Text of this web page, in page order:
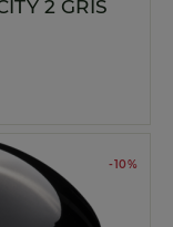
2 GRIS
-10%